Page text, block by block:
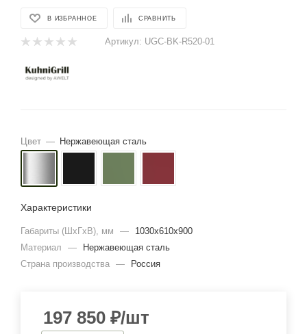
В ИЗБРАННОЕ СРАВНИТЬ
Артикул: UGC-BK-R520-01
Цвет — Нержавеющая сталь
Характеристики
Габариты (ШхГхВ), мм —
1030х610х900
Материал
—
Нержавеющая сталь
Страна производства — Россия
197 850 ₽/шт